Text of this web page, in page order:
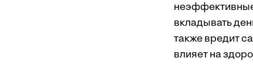
неэффективные
вкладывать
также вредит
влияет на